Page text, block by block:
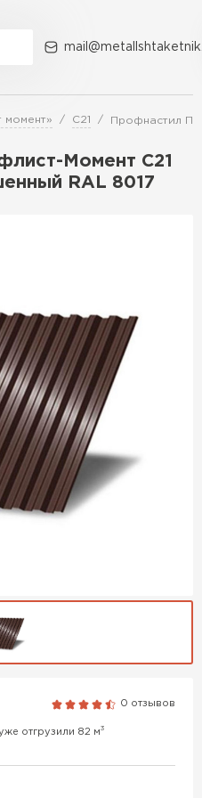
момент» С21 Профнастил
Момент C21
RAL 8017
0 отзывов
отгрузили 82 м3
О компании Контакты